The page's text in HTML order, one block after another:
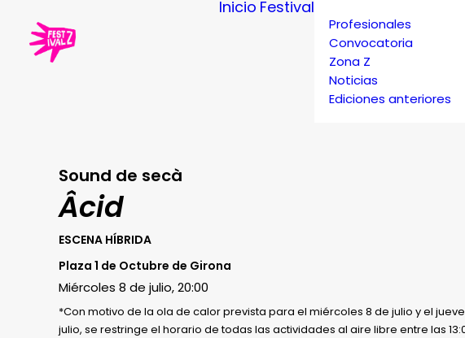
Inicio Festival
Profesionales
Convocatoria
Zona Z
Noticias
Ediciones anteriores
Sound de secà
Âcid
ESCENA HÍBRIDA
Plaza 1 de Octubre de Girona
Miércoles 8 de julio, 20:00
*Con motivo de la ola de calor prevista para el miércoles 8 de julio y el
julio, se restringe el horario de todas las actividades al aire libre entre las